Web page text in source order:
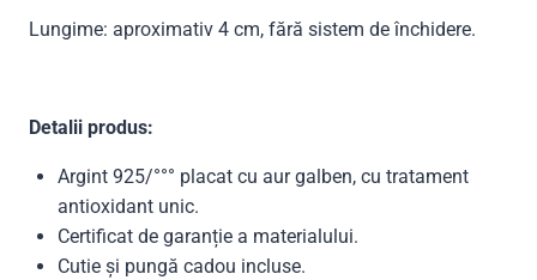
Lungime: aproximativ 4 cm, fără sistem de închidere.
Detalii produs:
Argint 925/°°° placat cu aur galben, cu tratament
antioxidant unic.
Certificat de garanție a materialului.
Cutie și pungă cadou incluse.